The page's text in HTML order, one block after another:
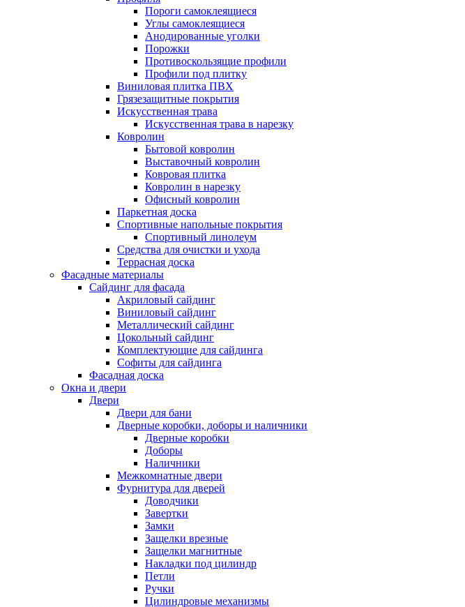
Пороги самоклеящиеся
Углы самоклеящиеся
Анодированные уголки
Порожки
Противоскользящие профили
Профили под плитку
Виниловая плитка ПВХ
Грязезащитные покрытия
Искусственная трава
Искусственная трава в нарезку
Ковролин
Бытовой ковролин
Выставочный ковролин
Ковровая плитка
Ковролин в нарезку
Офисный ковролин
Паркетная доска
Спортивные напольные покрытия
Спортивный линолеум
Средства для очистки и ухода
Террасная доска
Фасадные материалы
Сайдинг для фасада
Акриловый сайдинг
Виниловый сайдинг
Металлический сайдинг
Цокольный сайдинг
Комплектующие для сайдинга
Софиты для сайдинга
Фасадная доска
Окна и двери
Двери
Двери для бани
Дверные коробки, доборы и наличники
Дверные коробки
Доборы
Наличники
Межкомнатные двери
Фурнитура для дверей
Доводчики
Завертки
Замки
Защелки врезные
Защелки магнитные
Накладки под цилиндр
Петли
Ручки
Цилиндровые механизмы